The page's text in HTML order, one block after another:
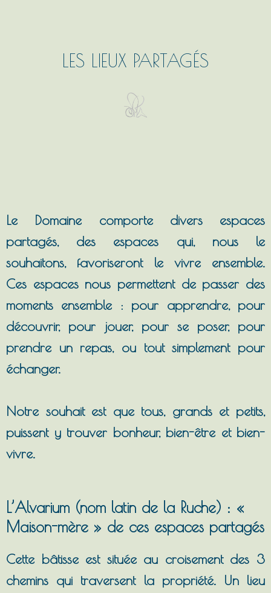
LES LIEUX PARTAGÉS
Le Domaine comporte divers espaces
partagés, des espaces qui, nous le
souhaitons, favoriseront le vivre ensemble.
Ces espaces nous permettent de passer des
moments ensemble : pour apprendre, pour
découvrir, pour jouer, pour se poser, pour
prendre un repas, ou tout simplement pour
échanger.
Notre souhait est que tous, grands et petits,
puissent y trouver bonheur, bien-être et bien-
vivre.
L’Alvarium (nom latin de la Ruche) : «
Maison-mère » de ces espaces partagés
Cette bâtisse est située au croisement des 3
chemins qui traversent la propriété. Un lieu